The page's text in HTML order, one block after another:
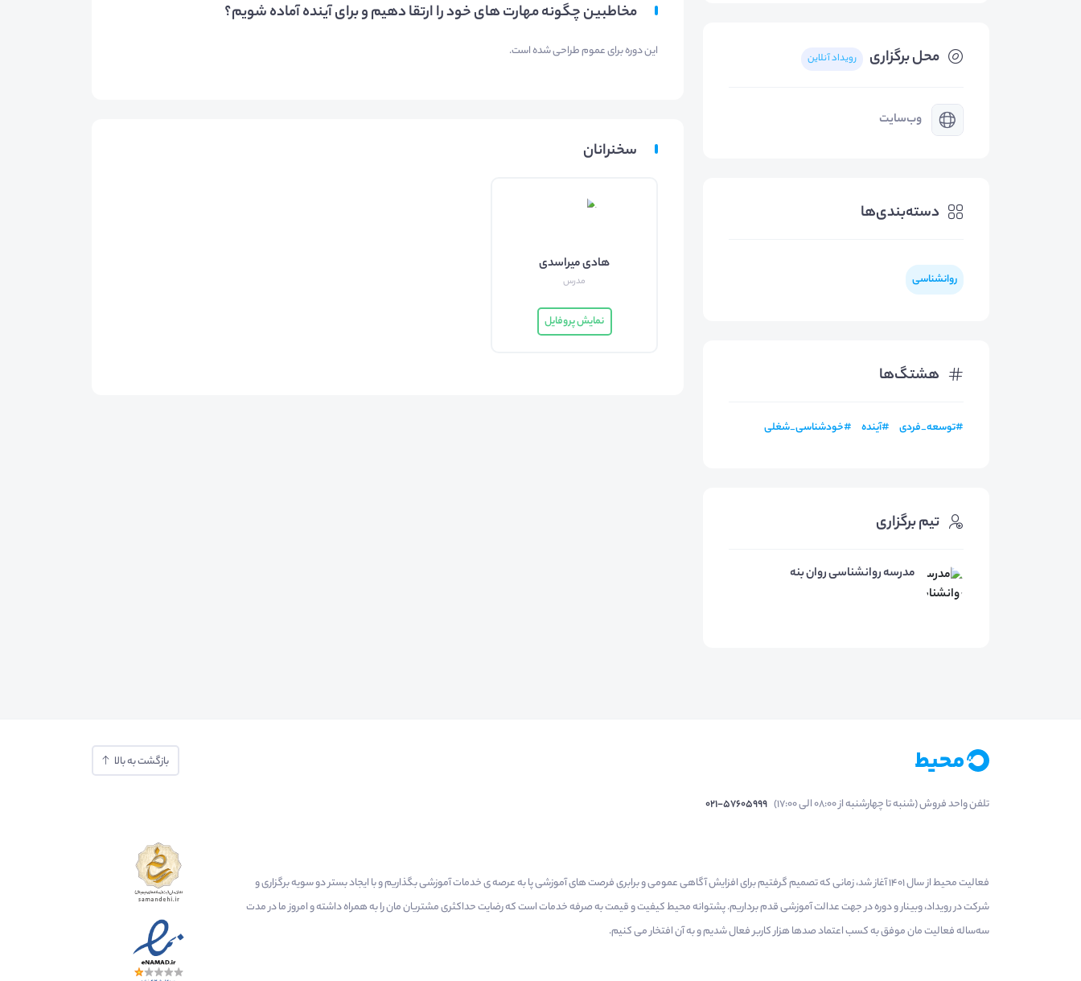
محل برگزاری رویداد آنلاین
وب‌سایت
دسته‌بندی‌ها
روانشناسی
هشتگ‌ها
#توسعه_فردی #آینده #خودشناسی_شغلی
تیم برگزاری
مدرسه روانشناسی روان بنه
مخاطبین چگونه مهارت های خود را ارتقا دهیم و برای آینده آماده شویم؟
این دوره برای عموم طراحی شده است.
سخنرانان
هادی میراسدی
مدرس
نمایش پروفایل
بازگشت به بالا
تلفن واحد فروش (شنبه تا چهارشنبه از 08:00 الی 17:00) 021-57605999
فعالیت محیط از سال 1401 آغاز شد، زمانی که تصمیم گرفتیم برای افزایش آگاهی عمومی و برابری فرصت های آموزشی پا به عرصه ی خدمات آموزشی بگذاریم و با ایجاد بستر دو سویه برگزاری و
شرکت در رویداد، وبینار و دوره در جهت عدالت آموزشی قدم برداریم. پشتوانه محیط کیفیت و قیمت به صرفه خدمات است که رضایت حداکثری مشتریان مان را به همراه داشته و امروز ما در مدت
سه‌ساله فعالیت مان موفق به کسب اعتماد صدها هزار کاربر فعال شدیم و به آن افتخار می‌ کنیم.